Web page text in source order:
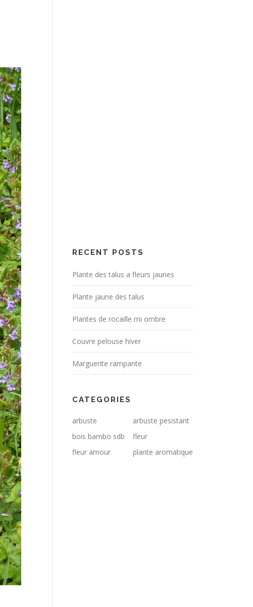
RECENT POSTS
Plante des talus a fleurs jaunes
Plante jaune des talus
Plantes de rocaille mi ombre
Couvre pelouse hiver
Marguerite rampante
CATEGORIES
arbuste
arbuste pesistant
bois bambo sdb
fleur
fleur amour
plante aromatique